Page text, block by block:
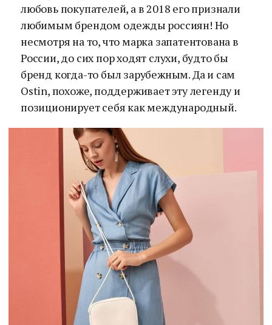
любовь покупателей, а в 2018 его признали
любимым брендом одежды россиян! Но
несмотря на то, что марка запатентована в
России, до сих пор ходят слухи, будто бы
бренд когда-то был зарубежным. Да и сам
Ostin, похоже, поддерживает эту легенду и
позиционирует себя как международный.